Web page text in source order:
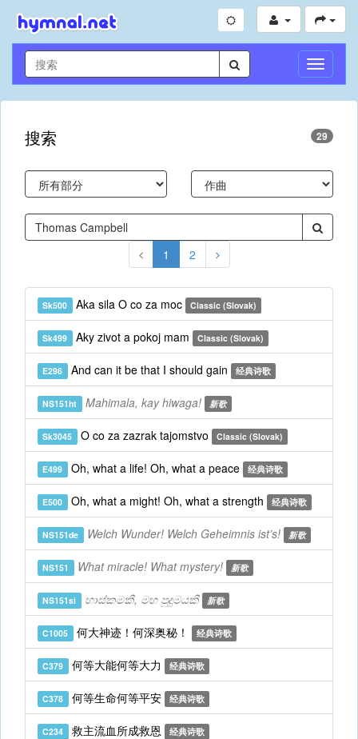
切
换
导
搜索 29
1 2
Sk500 Aka sila O co za moc Classic (Slovak)
Sk499 Aky zivot a pokoj mam Classic (Slovak)
E296 And can it be that I should gain 经典诗歌
NS151ht Mahimala, kay hiwaga! 新歌
Sk3045 O co za zazrak tajomstvo Classic (Slovak)
E499 Oh, what a life! Oh, what a peace 经典诗歌
E500 Oh, what a might! Oh, what a strength 经典诗歌
NS151de Welch Wunder! Welch Geheimnis ist’s! 新歌
NS151 What miracle! What mystery! 新歌
NS151si හාස්කමකී, මහ පුදුමයකී 新歌
C1005 何大神迹！何深奥秘！ 经典诗歌
C379 何等大能何等大力 经典诗歌
C378 何等生命何等平安 经典诗歌
C234 救主流血所成救恩 经典诗歌